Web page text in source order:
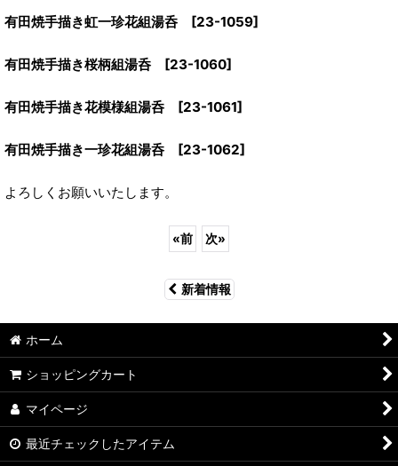
有田焼手描き虹一珍花組湯呑 [23-1059]
有田焼手描き桜柄組湯呑 [23-1060]
有田焼手描き花模様組湯呑 [23-1061]
有田焼手描き一珍花組湯呑 [23-1062]
よろしくお願いいたします。
«前 次»
新着情報
ホーム
ショッピングカート
マイページ
最近チェックしたアイテム